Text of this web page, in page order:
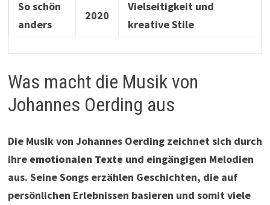
So schön
anders
2020
Vielseitigkeit und
kreative Stile
Was macht die Musik von
Johannes Oerding aus
Die Musik von Johannes Oerding zeichnet sich durch
ihre emotionalen Texte und eingängigen Melodien
aus. Seine Songs erzählen Geschichten, die auf
persönlichen Erlebnissen basieren und somit viele